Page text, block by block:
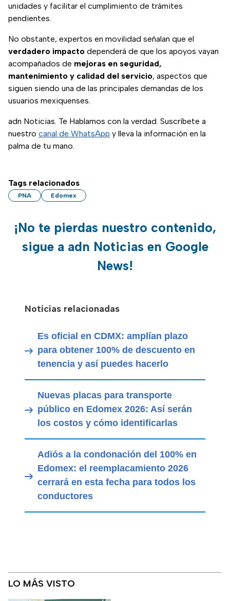
unidades y facilitar el cumplimiento de trámites
pendientes.
No obstante, expertos en movilidad señalan que el
verdadero impacto dependerá de que los apoyos vayan
acompañados de mejoras en seguridad,
mantenimiento y calidad del servicio, aspectos que
siguen siendo una de las principales demandas de los
usuarios mexiquenses.
adn Noticias. Te Hablamos con la verdad. Suscríbete a
nuestro canal de WhatsApp y lleva la información en la
palma de tu mano.
Tags relacionados
PNA Edomex
¡No te pierdas nuestro contenido,
sigue a adn Noticias en Google
News!
Noticias relacionadas
Es oficial en CDMX: amplían plazo
para obtener 100% de descuento en
tenencia y así puedes hacerlo
Nuevas placas para transporte
público en Edomex 2026: Así serán
los costos y cómo identificarlas
Adiós a la condonación del 100% en
Edomex: el reemplacamiento 2026
cerrará en esta fecha para todos los
conductores
LO MÁS VISTO